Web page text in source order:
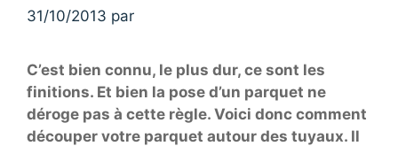
31/10/2013 par
C’est bien connu, le plus dur, ce sont les
finitions. Et bien la pose d’un parquet ne
déroge pas à cette règle. Voici donc comment
découper votre parquet autour des tuyaux. Il